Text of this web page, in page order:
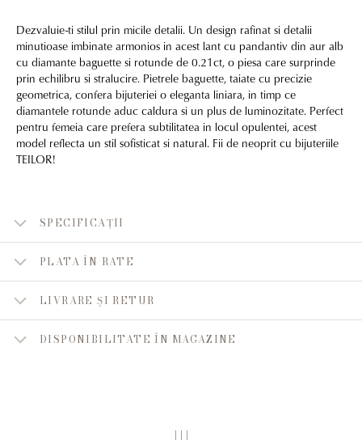
Dezvaluie-ti stilul prin micile detalii. Un design rafinat si detalii
minutioase imbinate armonios in acest lant cu pandantiv din aur alb
cu diamante baguette si rotunde de 0.21ct, o piesa care surprinde
prin echilibru si stralucire. Pietrele baguette, taiate cu precizie
geometrica, confera bijuteriei o eleganta liniara, in timp ce
diamantele rotunde aduc caldura si un plus de luminozitate. Perfect
pentru femeia care prefera subtilitatea in locul opulentei, acest
model reflecta un stil sofisticat si natural. Fii de neoprit cu bijuteriile
TEILOR!
SPECIFICAȚII
PLATA ÎN RATE
LIVRARE ȘI RETUR
DISPONIBILITATE ÎN MAGAZINE